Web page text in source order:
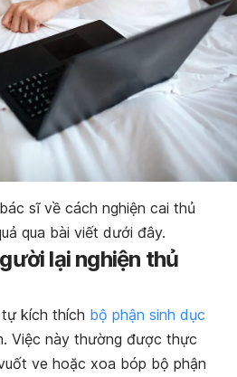
sĩ về cách nghiện cai thủ
qua bài viết dưới đây.
lại nghiện thủ
kích thích bộ phận sinh dục
Việc này thường được thực
ve hoặc xoa bóp bộ phận